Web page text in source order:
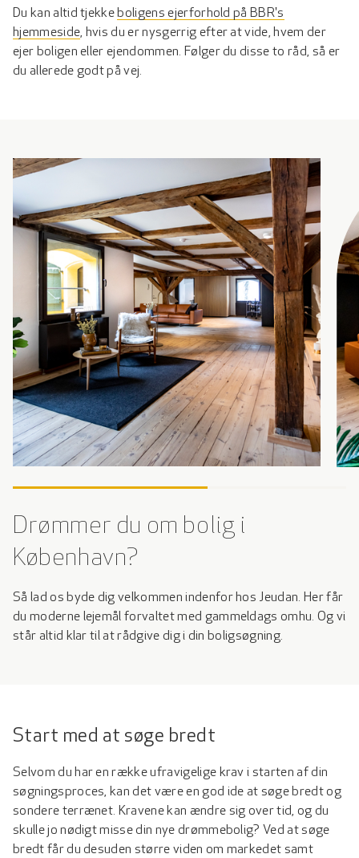
Du kan altid tjekkeboligens ejerforhold på BBR's
hjemmeside, hvis du er nysgerrig efter at vide, hvem der
ejer boligen eller ejendommen. Følger du disse to råd, så er
du allerede godt på vej.
Drømmer du om bolig i
København?
Så lad os byde dig velkommen indenfor hos Jeudan. Her får
du moderne lejemål forvaltet med gammeldags omhu. Og vi
står altid klar til at rådgive dig i din boligsøgning.
Start med at søge bredt
Selvom du har en række ufravigelige krav i starten af din
søgningsproces, kan det være en god ide at søge bredt og
sondere terrænet. Kravene kan ændre sig over tid, og du
skulle jo nødigt misse din nye drømmebolig? Ved at søge
bredt får du desuden større viden om markedet samt